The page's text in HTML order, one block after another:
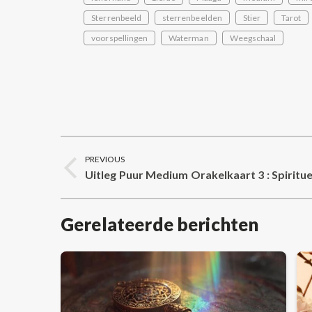
Sterrenbeeld
sterrenbeelden Stier Tarot
voorspellingen
Waterman Weegschaal
Post
navigation
PREVIOUS
Previous
post:
Uitleg Puur Medium Orakelkaart 3 :
Gerelateerde berichten